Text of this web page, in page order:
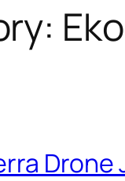
Drone